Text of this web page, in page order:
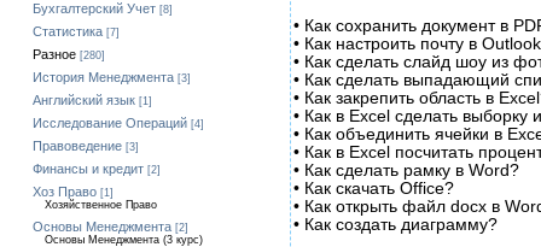
Бухгалтерский Учет [8]
Статистика [7]
Разное [280]
История Менеджмента [3]
Английский язык [1]
Исследование Операций [4]
Правоведение [3]
Финансы и кредит [2]
Хоз Право [1]
Хозяйственное Право
Основы Менеджмента [2]
Основы Менеджмента (3 курс)
• Как сохранить документ в
• Как настроить почту в
• Как сделать слайд шоу из
• Как сделать выпадающий
• Как закрепить область в
• Как в Excel сделать выборку
• Как объединить ячейки в
• Как в Excel посчитать
• Как сделать рамку в Word?
• Как скачать Office?
• Как открыть файл docx в
• Как создать диаграмму?